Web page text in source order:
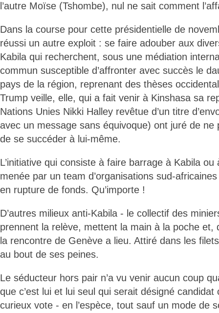
l’autre Moïse (Tshombe), nul ne sait comment
Dans la course pour cette présidentielle de
réussi un autre exploit : se faire adouber aux
Kabila qui recherchent, sous une médiation
commun susceptible d’affronter avec succès le
pays de la région, reprenant des thèses
Trump veille, elle, qui a fait venir à Kinshasa sa
Nations Unies Nikki Halley revêtue d’un titre
avec un message sans équivoque) ont juré de ne
de se succéder à lui-même.
L’initiative qui consiste à faire barrage à Kabila ou
menée par un team d’organisations sud-
en rupture de fonds. Qu’importe !
D’autres milieux anti-Kabila - le collectif des
prennent la relève, mettent la main à la poche et,
la rencontre de Genève a lieu. Attiré dans les
au bout de ses peines.
Le séducteur hors pair n’a vu venir aucun coup
que c’est lui et lui seul qui serait désigné
curieux vote - en l’espèce, tout sauf un mode de